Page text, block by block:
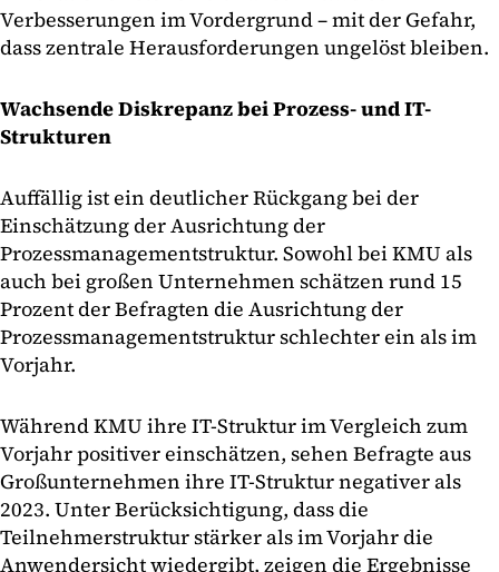
Verbesserungen im Vordergrund – mit der Gefahr,
dass zentrale Herausforderungen ungelöst bleiben.
Wachsende Diskrepanz bei Prozess- und IT-
Strukturen
Auffällig ist ein deutlicher Rückgang bei der
Einschätzung der Ausrichtung der
Prozessmanagementstruktur. Sowohl bei KMU als
auch bei großen Unternehmen schätzen rund 15
Prozent der Befragten die Ausrichtung der
Prozessmanagementstruktur schlechter ein als im
Vorjahr.
Während KMU ihre IT-Struktur im Vergleich zum
Vorjahr positiver einschätzen, sehen Befragte aus
Großunternehmen ihre IT-Struktur negativer als
2023. Unter Berücksichtigung, dass die
Teilnehmerstruktur stärker als im Vorjahr die
Anwendersicht wiedergibt, zeigen die Ergebnisse